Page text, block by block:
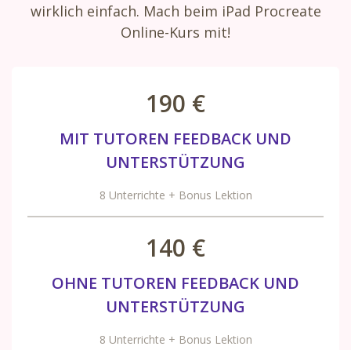
wirklich einfach. Mach beim iPad Procreate
Online-Kurs mit!
190 €
MIT TUTOREN FEEDBACK UND
UNTERSTÜTZUNG
8 Unterrichte + Bonus Lektion
140 €
OHNE TUTOREN FEEDBACK UND
UNTERSTÜTZUNG
8 Unterrichte + Bonus Lektion